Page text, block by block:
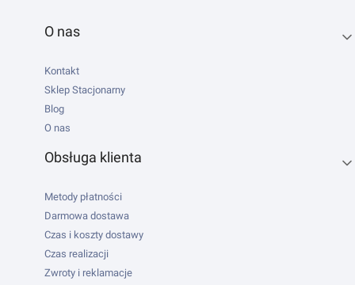
Linki w stopce
O nas
Kontakt
Sklep Stacjonarny
Blog
O nas
Obsługa klienta
Metody płatności
Darmowa dostawa
Czas i koszty dostawy
Czas realizacji
Zwroty i reklamacje